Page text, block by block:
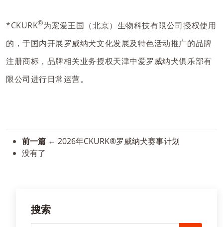
*CKURK®为宠爱王国（北京）生物科技有限公司授权使用
的，于国内开展罗威纳犬文化发展及特色活动推广的品牌
注册商标，品牌相关业务授权天津中爱罗威纳犬俱乐部有
限公司进行日常运营。
前一篇 ← 2026年CKURK®罗威纳犬赛事计划
没有了
搜索